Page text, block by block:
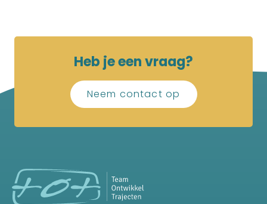
Heb je een vraag?
Neem contact op